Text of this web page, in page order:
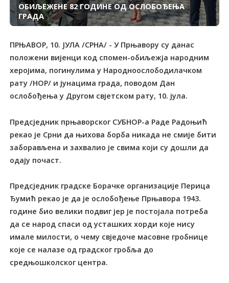
ОБИЉЕЖЕНЕ 82 ГОДИНЕ ОД ОСЛОБОЂЕЊА
ГРАДА
ПРЊАВОР, 10. ЈУЛА /СРНА/ - У Прњавору су данас
положени вијенци код спомен-обиљежја народним
херојима, погинулима у Народноослободилачком
рату /НОР/ и јунацима града, поводом Дан
ослобођења у Другом свјетском рату, 10. јула.
Предсједник прњаворског СУБНОР-а Раде Радоњић
рекао је Срни да њихова борба никада не смије бити
заборављена и захвалио је свима који су дошли да
одају почаст.
Предсједник градске Борачке организације Перица
Ђумић рекао је да је ослобођење Прњавора 1943.
године био велики подвиг јер је постојала потреба
да се народ спаси од усташких хорди које нису
имале милости, о чему свједоче масовне гробнице
које се налазе од градског гробља до
средњошколског центра.